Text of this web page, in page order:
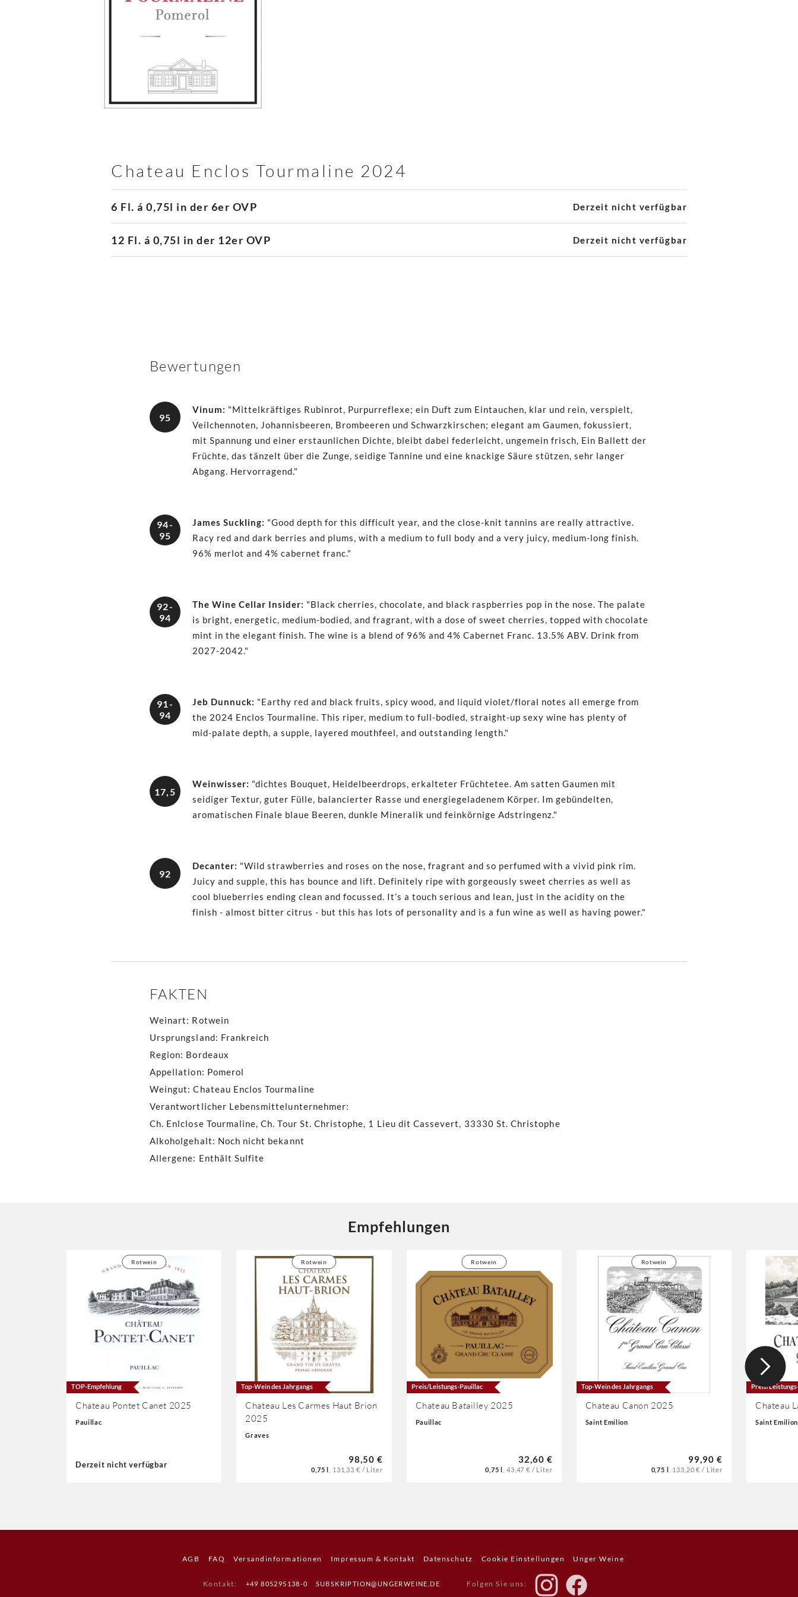
Chateau Enclos Tourmaline 2024
6 Fl. á 0,75l in der 6er OVP Derzeit nicht verfügbar
12 Fl. á 0,75l in der 12er OVP Derzeit nicht verfügbar
Bewertungen
95
Vinum: "Mittelkräftiges Rubinrot, Purpurreflexe; ein Duft zum Eintauchen, klar und rein, verspielt,
Veilchennoten, Johannisbeeren, Brombeeren und Schwarzkirschen; elegant am Gaumen, fokussiert,
mit Spannung und einer erstaunlichen Dichte, bleibt dabei federleicht, ungemein frisch, Ein Ballett der
Früchte, das tänzelt über die Zunge, seidige Tannine und eine knackige Säure stützen, sehr langer
Abgang. Hervorragend."
94-
95
James Suckling: "Good depth for this difficult year, and the close-knit tannins are really attractive.
Racy red and dark berries and plums, with a medium to full body and a very juicy, medium-long finish.
96% merlot and 4% cabernet franc."
92-
94
The Wine Cellar Insider: "Black cherries, chocolate, and black raspberries pop in the nose. The palate
is bright, energetic, medium-bodied, and fragrant, with a dose of sweet cherries, topped with chocolate
mint in the elegant finish. The wine is a blend of 96% and 4% Cabernet Franc. 13.5% ABV. Drink from
2027-2042."
91-
94
Jeb Dunnuck: "Earthy red and black fruits, spicy wood, and liquid violet/floral notes all emerge from
the 2024 Enclos Tourmaline. This riper, medium to full-bodied, straight-up sexy wine has plenty of
mid-palate depth, a supple, layered mouthfeel, and outstanding length."
17,5
Weinwisser: "dichtes Bouquet, Heidelbeerdrops, erkalteter Früchtetee. Am satten Gaumen mit
seidiger Textur, guter Fülle, balancierter Rasse und energiegeladenem Körper. Im gebündelten,
aromatischen Finale blaue Beeren, dunkle Mineralik und feinkörnige Adstringenz."
92
Decanter: "Wild strawberries and roses on the nose, fragrant and so perfumed with a vivid pink rim.
Juicy and supple, this has bounce and lift. Definitely ripe with gorgeously sweet cherries as well as
cool blueberries ending clean and focussed. It’s a touch serious and lean, just in the acidity on the
finish - almost bitter citrus - but this has lots of personality and is a fun wine as well as having power."
FAKTEN
Weinart: Rotwein
Ursprungsland: Frankreich
Region: Bordeaux
Appellation: Pomerol
Weingut: Chateau Enclos Tourmaline
Verantwortlicher Lebensmittelunternehmer:
Ch. Enlclose Tourmaline, Ch. Tour St. Christophe, 1 Lieu dit Cassevert, 33330 St. Christophe
Alkoholgehalt: Noch nicht bekannt
Allergene: Enthält Sulfite
Empfehlungen
Chateau Pontet Canet 2025
Pauillac
TOP-Empfehlung
Derzeit nicht verfügbar
Rotwein
Chateau Les Carmes Haut Brion
2025
Graves
Top-Wein des Jahrgangs
98,50 €
0,75 l 131,33 € / Liter
Rotwein
Chateau Batailley 2025
Pauillac
Preis/Leistungs-Pauillac
32,60 €
0,75 l 43,47 € / Liter
Rotwein
Chateau Canon 2025
Saint Emilion
Top-Wein des Jahrgangs
99,90 €
0,75 l 133,20 € / Liter
Rotwein
Chateau
Saint Emilion
Preis/
AGB FAQ Versandinformationen Impressum & Kontakt Datenschutz Cookie Einstellungen Unger Weine
Kontakt : +49 805295138-0 SUBSKRIPTION@UNGERWEINE.DE Folgen Sie uns :